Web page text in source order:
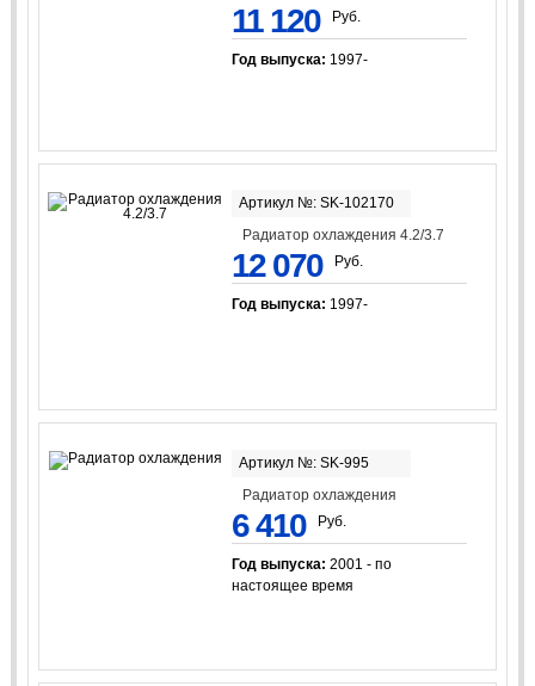
11 120 Руб.
Год выпуска: 1997-
Артикул №: SK-102170
Радиатор охлаждения 4.2/3.7
12 070 Руб.
Год выпуска: 1997-
Артикул №: SK-995
Радиатор охлаждения
6 410 Руб.
Год выпуска: 2001 - по
настоящее время